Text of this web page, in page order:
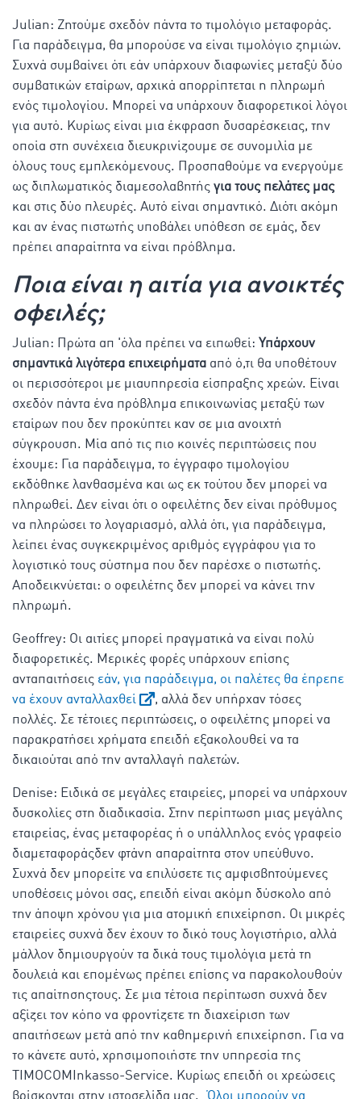
Julian: Ζητούμε σχεδόν πάντα το τιμολόγιο μεταφοράς.
Για παράδειγμα, θα μπορούσε να είναι τιμολόγιο ζημιών.
Συχνά συμβαίνει ότι εάν υπάρχουν διαφωνίες μεταξύ δύο
συμβατικών εταίρων, αρχικά απορρίπτεται η πληρωμή
ενός τιμολογίου. Μπορεί να υπάρχουν διαφορετικοί λόγοι
για αυτό. Κυρίως είναι μια έκφραση δυσαρέσκειας, την
οποία στη συνέχεια διευκρινίζουμε σε συνομιλία με
όλους τους εμπλεκόμενους. Προσπαθούμε να ενεργούμε
ως διπλωματικός διαμεσολαβητής για τους πελάτες μας
και στις δύο πλευρές. Αυτό είναι σημαντικό. Διότι ακόμη
και αν ένας πιστωτής υποβάλει υπόθεση σε εμάς, δεν
πρέπει απαραίτητα να είναι πρόβλημα.
Ποια είναι η αιτία για ανοικτές
οφειλές;
Julian: Πρώτα απ 'όλα πρέπει να ειπωθεί: Υπάρχουν
σημαντικά λιγότερα επιχειρήματα από ό,τι θα υποθέτουν
οι περισσότεροι με μιαυπηρεσία είσπραξης χρεών. Είναι
σχεδόν πάντα ένα πρόβλημα επικοινωνίας μεταξύ των
εταίρων που δεν προκύπτει καν σε μια ανοιχτή
σύγκρουση. Μία από τις πιο κοινές περιπτώσεις που
έχουμε: Για παράδειγμα, το έγγραφο τιμολογίου
εκδόθηκε λανθασμένα και ως εκ τούτου δεν μπορεί να
πληρωθεί. Δεν είναι ότι ο οφειλέτης δεν είναι πρόθυμος
να πληρώσει το λογαριασμό, αλλά ότι, για παράδειγμα,
λείπει ένας συγκεκριμένος αριθμός εγγράφου για το
λογιστικό τους σύστημα που δεν παρέσχε ο πιστωτής.
Αποδεικνύεται: ο οφειλέτης δεν μπορεί να κάνει την
πληρωμή.
Geoffrey: Οι αιτίες μπορεί πραγματικά να είναι πολύ
διαφορετικές. Μερικές φορές υπάρχουν επίσης
ανταπαιτήσεις εάν, για παράδειγμα, οι παλέτες θα έπρεπε
να έχουν ανταλλαχθεί
, αλλά δεν υπήρχαν τόσες
πολλές. Σε τέτοιες περιπτώσεις, ο οφειλέτης μπορεί να
παρακρατήσει χρήματα επειδή εξακολουθεί να τα
δικαιούται από την ανταλλαγή παλετών.
Denise: Ειδικά σε μεγάλες εταιρείες, μπορεί να υπάρχουν
δυσκολίες στη διαδικασία. Στην περίπτωση μιας μεγάλης
εταιρείας, ένας μεταφορέας ή ο υπάλληλος ενός γραφείο
διαμεταφοράςδεν φτάνη απαραίτητα στον υπεύθυνο.
Συχνά δεν μπορείτε να επιλύσετε τις αμφισβητούμενες
υποθέσεις μόνοι σας, επειδή είναι ακόμη δύσκολο από
την άποψη χρόνου για μια ατομική επιχείρηση. Οι μικρές
εταιρείες συχνά δεν έχουν το δικό τους λογιστήριο, αλλά
μάλλον δημιουργούν τα δικά τους τιμολόγια μετά τη
δουλειά και επομένως πρέπει επίσης να παρακολουθούν
τις απαίτησηςτους. Σε μια τέτοια περίπτωση συχνά δεν
αξίζει τον κόπο να φροντίζετε τη διαχείριση των
απαιτήσεων μετά από την καθημερινή επιχείρηση. Για να
το κάνετε αυτό, χρησιμοποιήστε την υπηρεσία της
TIMOCOMInkasso-Service. Κυρίως επειδή οι χρεώσεις
βρίσκονται στην ιστοσελίδα μας.
Όλοι μπορούν να